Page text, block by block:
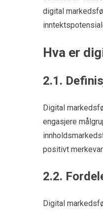
digital
Hva er
2.1.
Digital
engasjere
positivt
2.2.
Digital